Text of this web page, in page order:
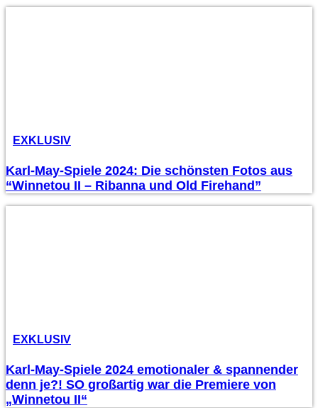
EXKLUSIV
Karl-May-Spiele 2024: Die schönsten Fotos aus
“Winnetou II – Ribanna und Old Firehand”
EXKLUSIV
Karl-May-Spiele 2024 emotionaler & spannender
denn je?! SO großartig war die Premiere von
„Winnetou II“